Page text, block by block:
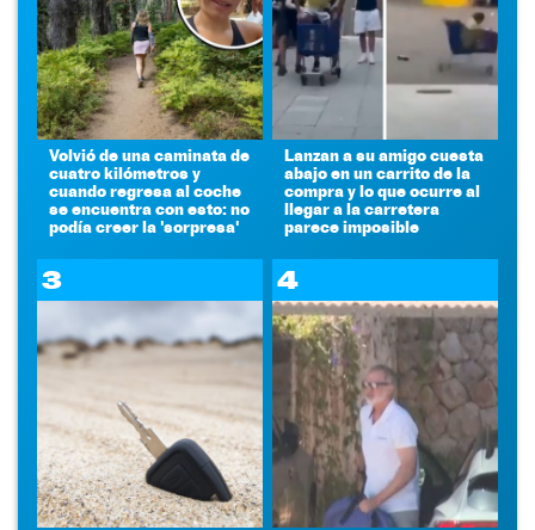
Volvió de una caminata de
cuatro kilómetros y
cuando regresa al coche
se encuentra con esto: no
podía creer la 'sorpresa'
Lanzan a su amigo cuesta
abajo en un carrito de la
compra y lo que ocurre al
llegar a la carretera
parece imposible
3 4